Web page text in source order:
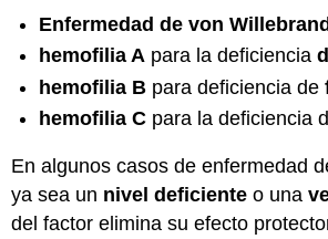
Enfermedad de von
hemofilia A para la deficiencia
hemofilia B para deficiencia de
hemofilia C para la deficiencia
En algunos casos de enfermedad
ya sea un nivel deficiente o una
del factor elimina su efecto